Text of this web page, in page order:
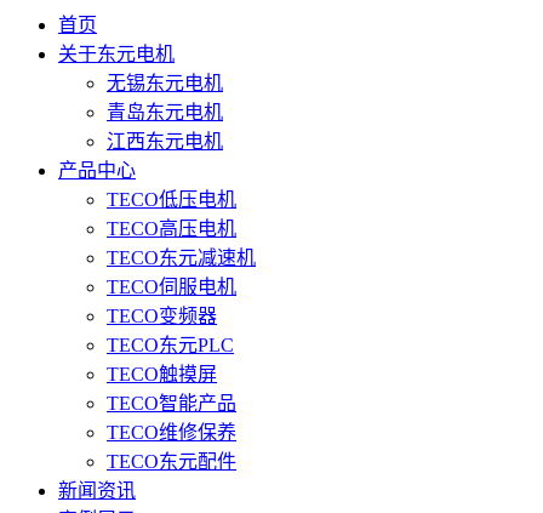
首页
关于东元电机
无锡东元电机
青岛东元电机
江西东元电机
产品中心
TECO低压电机
TECO高压电机
TECO东元减速机
TECO伺服电机
TECO变频器
TECO东元PLC
TECO触摸屏
TECO智能产品
TECO维修保养
TECO东元配件
新闻资讯